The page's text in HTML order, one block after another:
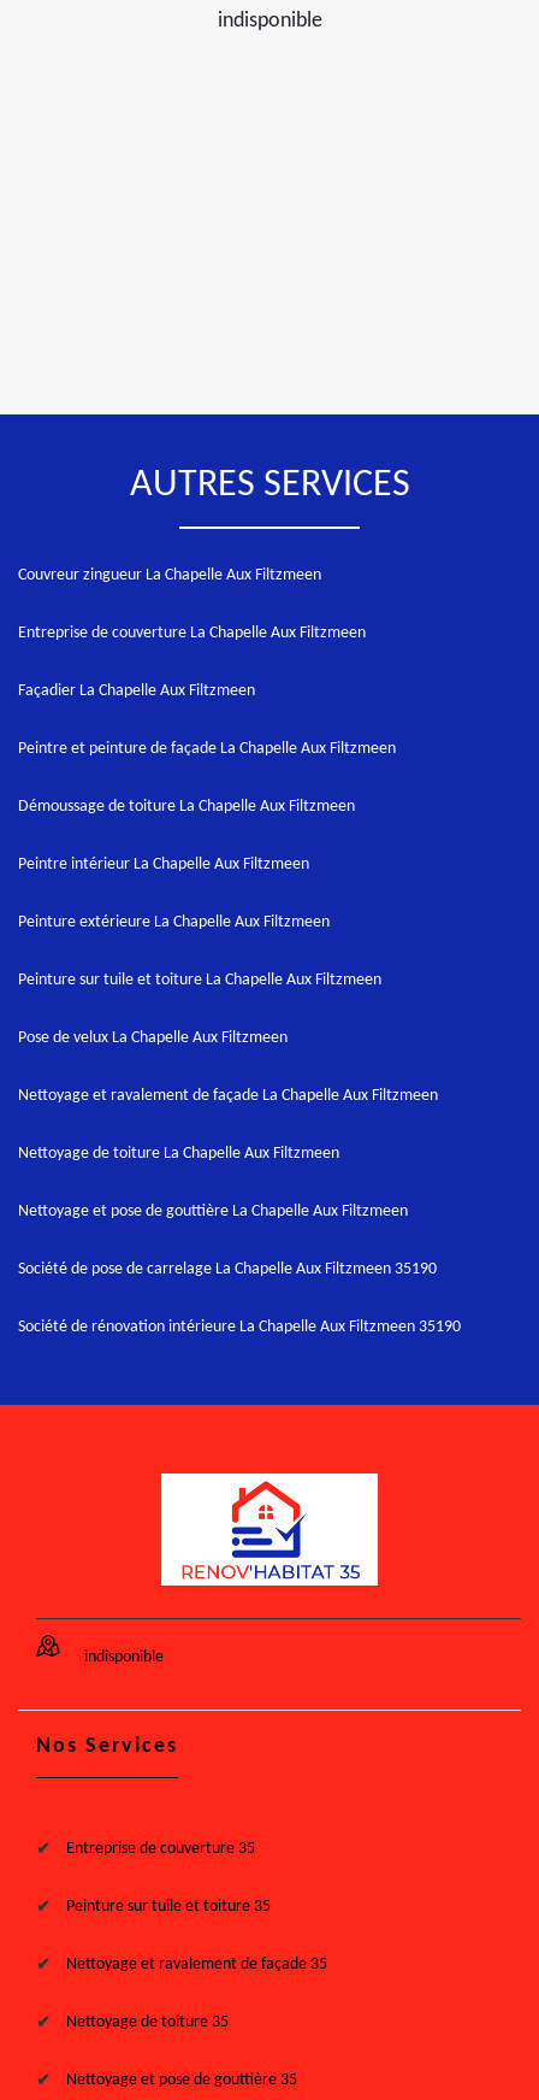
indisponible
AUTRES SERVICES
Couvreur zingueur La Chapelle Aux Filtzmeen
Entreprise de couverture La Chapelle Aux Filtzmeen
Façadier La Chapelle Aux Filtzmeen
Peintre et peinture de façade La Chapelle Aux Filtzmeen
Démoussage de toiture La Chapelle Aux Filtzmeen
Peintre intérieur La Chapelle Aux Filtzmeen
Peinture extérieure La Chapelle Aux Filtzmeen
Peinture sur tuile et toiture La Chapelle Aux Filtzmeen
Pose de velux La Chapelle Aux Filtzmeen
Nettoyage et ravalement de façade La Chapelle Aux Filtzmeen
Nettoyage de toiture La Chapelle Aux Filtzmeen
Nettoyage et pose de gouttière La Chapelle Aux Filtzmeen
Société de pose de carrelage La Chapelle Aux Filtzmeen 35190
Société de rénovation intérieure La Chapelle Aux Filtzmeen 35190
indisponible
Nos Services
Entreprise de couverture 35
Peinture sur tuile et toiture 35
Nettoyage et ravalement de façade 35
Nettoyage de toiture 35
Nettoyage et pose de gouttière 35